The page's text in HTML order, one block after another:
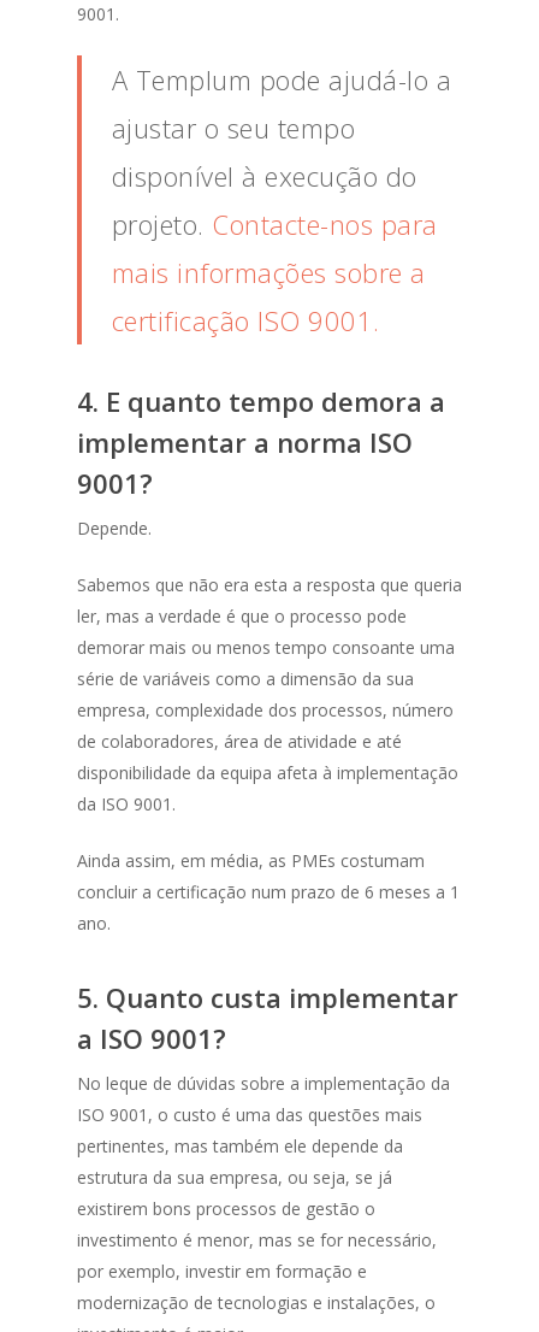
9001.
A Templum pode ajudá-lo a
ajustar o seu tempo
disponível à execução do
projeto. Contacte-nos para
mais informações sobre a
certificação ISO 9001.
4. E quanto tempo demora a
implementar a norma ISO
9001?
Depende.
Sabemos que não era esta a resposta que queria
ler, mas a verdade é que o processo pode
demorar mais ou menos tempo consoante uma
série de variáveis como a dimensão da sua
empresa, complexidade dos processos, número
de colaboradores, área de atividade e até
disponibilidade da equipa afeta à implementação
da ISO 9001.
Ainda assim, em média, as PMEs costumam
concluir a certificação num prazo de 6 meses a 1
ano.
5. Quanto custa implementar
a ISO 9001?
No leque de dúvidas sobre a implementação da
ISO 9001, o custo é uma das questões mais
pertinentes, mas também ele depende da
estrutura da sua empresa, ou seja, se já
existirem bons processos de gestão o
investimento é menor, mas se for necessário,
por exemplo, investir em formação e
modernização de tecnologias e instalações, o